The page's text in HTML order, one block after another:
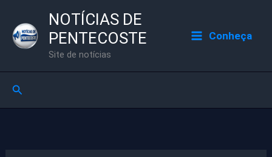
para
NOTÍCIAS DE
PENTECOSTE
Site de notícias
Conheça
Pesquisar